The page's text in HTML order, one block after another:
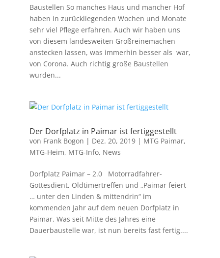
Baustellen So manches Haus und mancher Hof
haben in zurückliegenden Wochen und Monate
sehr viel Pflege erfahren. Auch wir haben uns
von diesem landesweiten Großreinemachen
anstecken lassen, was immerhin besser als war,
von Corona. Auch richtig große Baustellen
wurden...
Der Dorfplatz in Paimar ist fertiggestellt
von Frank Bogon | Dez. 20, 2019| MTG Paimar,
MTG-Heim, MTG-Info, News
Dorfplatz Paimar – 2.0 Motorradfahrer-
Gottesdient, Oldtimertreffen und „Paimar feiert
… unter den Linden & mittendrin“ im
kommenden Jahr auf dem neuen Dorfplatz in
Paimar. Was seit Mitte des Jahres eine
Dauerbaustelle war, ist nun bereits fast fertig....